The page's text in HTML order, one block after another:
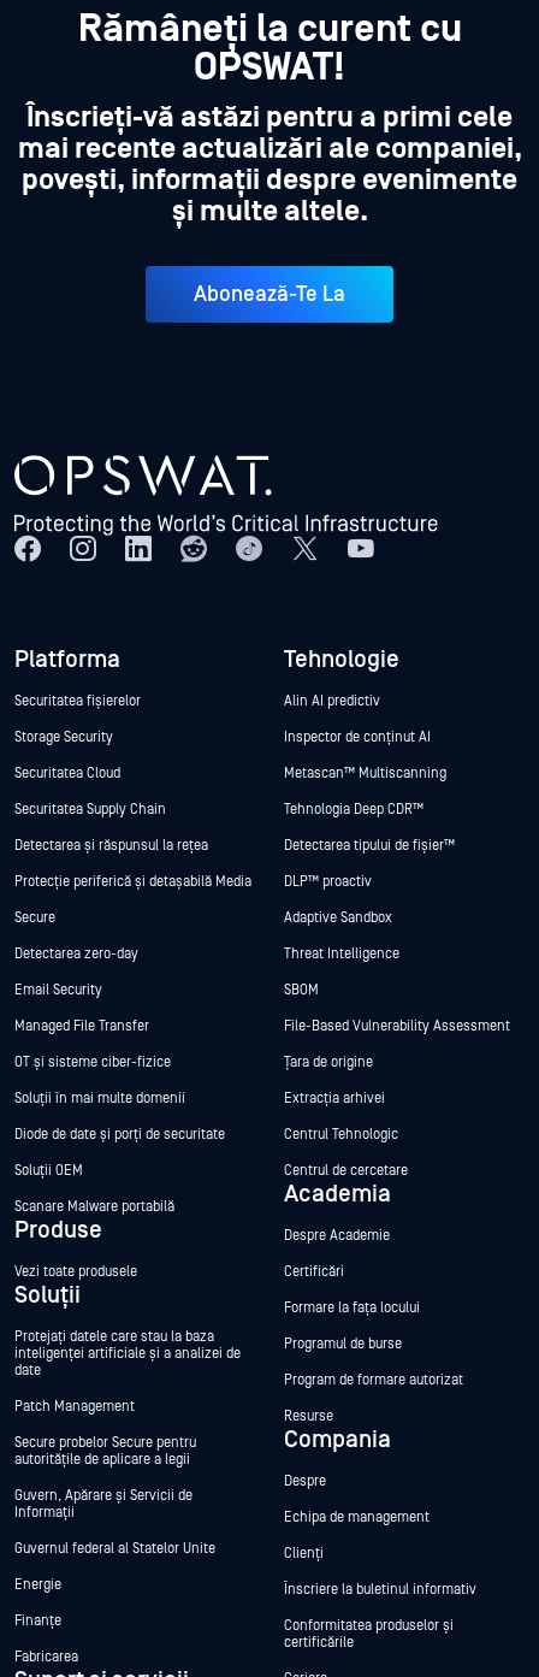
Rămâneți la curent cu
OPSWAT!
Înscrieți-vă astăzi pentru a primi cele
mai recente actualizări ale companiei,
povești, informații despre evenimente
și multe altele.
Abonează-Te La
Platforma
Securitatea fișierelor
Storage Security
Securitatea Cloud
Securitatea Supply Chain
Detectarea și răspunsul la rețea
Protecție periferică și detașabilă Media
Secure
Detectarea zero-day
Email Security
Managed File Transfer
OT și sisteme ciber-fizice
Soluții în mai multe domenii
Diode de date și porți de securitate
Soluții OEM
Scanare Malware portabilă
Produse
Vezi toate produsele
Soluții
Protejați datele care stau la baza
inteligenței artificiale și a analizei de
date
Patch Management
Secure probelor Secure pentru
autoritățile de aplicare a legii
Guvern, Apărare și Servicii de
Informații
Guvernul federal al Statelor Unite
Energie
Finanțe
Fabricarea
Tehnologie
Alin AI predictiv
Inspector de conținut AI
Metascan™ Multiscanning
Tehnologia Deep CDR™
Detectarea tipului de fișier™
DLP™ proactiv
Adaptive Sandbox
Threat Intelligence
SBOM
File-Based Vulnerability Assessment
Țara de origine
Extracția arhivei
Centrul Tehnologic
Centrul de cercetare
Academia
Despre Academie
Certificări
Formare la fața locului
Programul de burse
Program de formare autorizat
Resurse
Compania
Despre
Echipa de management
Clienți
Înscriere la buletinul informativ
Conformitatea produselor și
certificările